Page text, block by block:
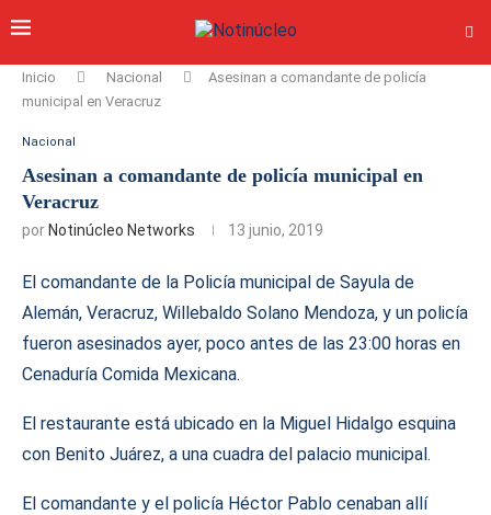
Inicio Nacional
Asesinan a comandante de policía
municipal en Veracruz
Nacional
Asesinan a comandante de policía municipal en
Veracruz
por Notinúcleo Networks 13 junio, 2019
El comandante de la Policía municipal de Sayula de
Alemán, Veracruz, Willebaldo Solano Mendoza, y un policía
fueron asesinados ayer, poco antes de las 23:00 horas en
Cenaduría Comida Mexicana.
​El restaurante está ubicado en la Miguel Hidalgo esquina
con Benito Juárez, a una cuadra del palacio municipal.
El comandante y el policía Héctor Pablo cenaban allí